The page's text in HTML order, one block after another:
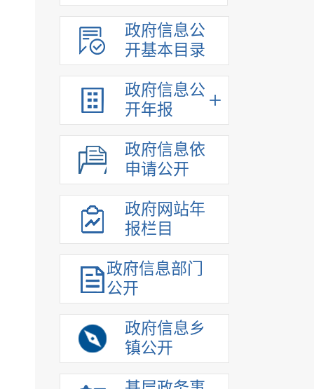
政府信息公
开基本目录
政府信息公
开年报
政府信息依
申请公开
政府网站年
报栏目
政府信息部门
公开
政府信息乡
镇公开